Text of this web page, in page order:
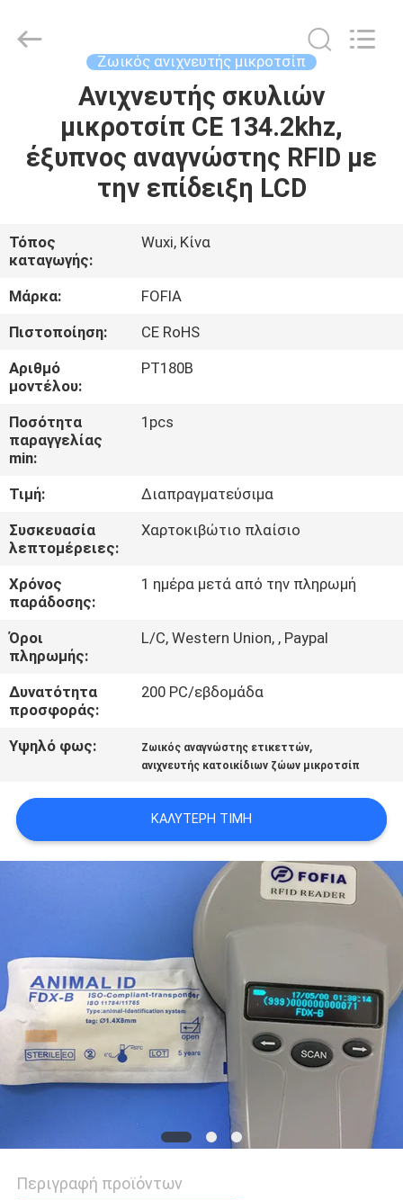
ΠΡΟΪΌΝΤΑ
ΠΕΡΊΠΟΥ
ΕΜΕΊΣ
ΓΎΡΟΣ
ΕΡΓΟΣΤΑΣΊΩΝ
ΠΟΙΟΤΙΚΌΣ
ΜΑΣ
ΕΛΆΤΕ
ΣΕ
ΕΠΑΦΉ
ΜΕ
ΕΙΔΉΣΕΙΣ
ΈΝΑ
ΑΠΌΣΠΑΣΜΑ
POLICY
Technology
Ζωικός ανιχνευτής μικροτσίπ
Ανιχνευτής σκυλιών
μικροτσίπ CE 134.2khz,
έξυπνος αναγνώστης RFID με
την επίδειξη LCD
Τόπος
καταγωγής:
Wuxi, Κίνα
Μάρκα:
FOFIA
Πιστοποίηση:
CE RoHS
Αριθμό
μοντέλου:
PT180B
Ποσότητα
παραγγελίας
min:
1pcs
Τιμή:
Διαπραγματεύσιμα
Συσκευασία
λεπτομέρειες:
Χαρτοκιβώτιο πλαίσιο
Χρόνος
παράδοσης:
1 ημέρα μετά από την πληρωμή
Όροι
πληρωμής:
L/C, Western Union, , Paypal
Δυνατότητα
προσφοράς:
200 PC/εβδομάδα
Υψηλό φως: Ζωικός αναγνώστης ετικεττών,
ανιχνευτής κατοικίδιων ζώων μικροτσίπ
ΚΑΛΎΤΕΡΗ ΤΙΜΉ
Περιγραφή προϊόντων